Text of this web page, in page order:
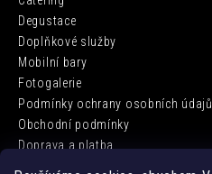
Degustace
Doplňkové služby
Mobilní bary
Fotogalerie
Podmínky ochrany osobních údajů
Obchodní podmínky
Doprava a platba